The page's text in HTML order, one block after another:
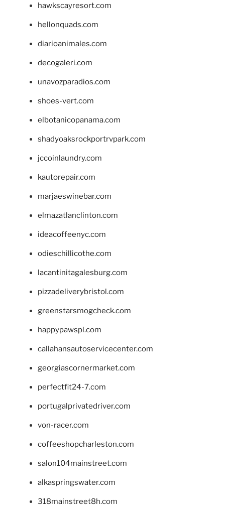
hawkscayresort.com
hellonquads.com
diarioanimales.com
decogaleri.com
unavozparadios.com
shoes-vert.com
elbotanicopanama.com
shadyoaksrockportrvpark.com
jccoinlaundry.com
kautorepair.com
marjaeswinebar.com
elmazatlanclinton.com
ideacoffeenyc.com
odieschillicothe.com
lacantinitagalesburg.com
pizzadeliverybristol.com
greenstarsmogcheck.com
happypawspl.com
callahansautoservicecenter.com
georgiascornermarket.com
perfectfit24-7.com
portugalprivatedriver.com
von-racer.com
coffeeshopcharleston.com
salon104mainstreet.com
alkaspringswater.com
318mainstreet8h.com